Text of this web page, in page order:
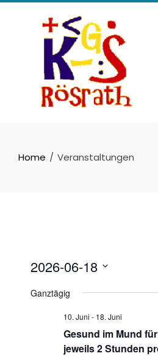
Skip
Home Veranstaltungen
2026-06-18
wählen.
Ganztägig
10. Juni - 18. Juni
Gesund im Mund
jeweils 2 Stunden